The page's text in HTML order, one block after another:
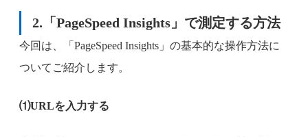
2.「PageSpeed Insights」で測定する方法
今回は、「PageSpeed Insights」の基本的な操作方法に
ついてご紹介します。
⑴URLを入力する